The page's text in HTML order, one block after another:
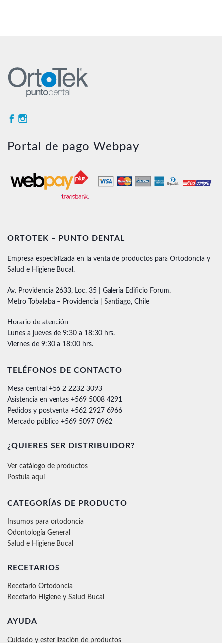
Portal de pago Webpay
ORTOTEK – PUNTO DENTAL
Empresa especializada en la venta de productos para Ortodoncia y
Salud e Higiene Bucal.
Av. Providencia 2633, Loc. 35 | Galería Edificio Forum.
Metro Tobalaba – Providencia | Santiago, Chile
Horario de atención
Lunes a jueves de 9:30 a 18:30 hrs.
Viernes de 9:30 a 18:00 hrs.
TELÉFONOS DE CONTACTO
Mesa central +56 2 2232 3093
Asistencia en ventas +569 5008 4291
Pedidos y postventa +562 2927 6966
Mercado público +569 5097 0962
¿QUIERES SER DISTRIBUIDOR?
Ver catálogo de productos
Postula aquí
CATEGORÍAS DE PRODUCTO
Insumos para ortodoncia
Odontología General
Salud e Higiene Bucal
RECETARIOS
Recetario Ortodoncia
Recetario Higiene y Salud Bucal
AYUDA
Cuidado y esterilización de productos